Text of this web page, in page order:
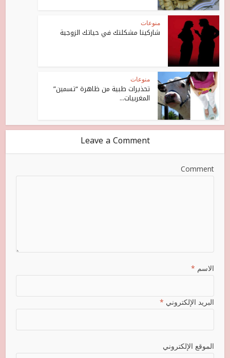
منوعات
شاركينا مشكلتك في حياتك الزوجية
منوعات
تحذيرات طبية من ظاهرة “تسمين”
المغربيات...
Leave a Comment
Comment
الاسم *
البريد الإلكتروني *
الموقع الإلكتروني